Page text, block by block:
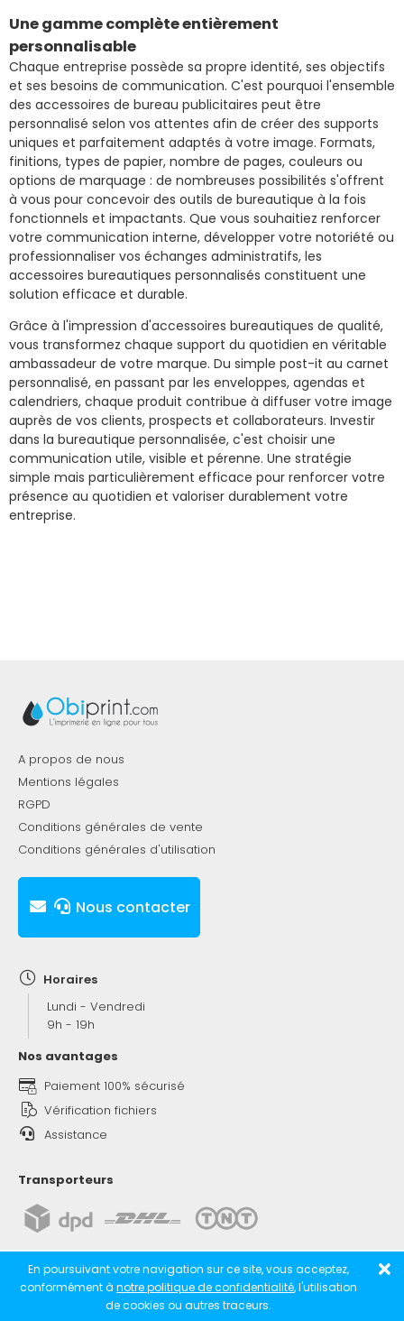
En poursuivant votre navigation sur ce site, vous acceptez,
conformément à notre politique de confidentialité, l'utilisation
de cookies ou autres traceurs.
Une gamme complète entièrement
personnalisable
Chaque entreprise possède sa propre identité, ses objectifs
et ses besoins de communication. C'est pourquoi l'ensemble
des accessoires de bureau publicitaires peut être
personnalisé selon vos attentes afin de créer des supports
uniques et parfaitement adaptés à votre image. Formats,
finitions, types de papier, nombre de pages, couleurs ou
options de marquage : de nombreuses possibilités s'offrent
à vous pour concevoir des outils de bureautique à la fois
fonctionnels et impactants. Que vous souhaitiez renforcer
votre communication interne, développer votre notoriété ou
professionnaliser vos échanges administratifs, les
accessoires bureautiques personnalisés constituent une
solution efficace et durable.
Grâce à l'impression d'accessoires bureautiques de qualité,
vous transformez chaque support du quotidien en véritable
ambassadeur de votre marque. Du simple post-it au carnet
personnalisé, en passant par les enveloppes, agendas et
calendriers, chaque produit contribue à diffuser votre image
auprès de vos clients, prospects et collaborateurs. Investir
dans la bureautique personnalisée, c'est choisir une
communication utile, visible et pérenne. Une stratégie
simple mais particulièrement efficace pour renforcer votre
présence au quotidien et valoriser durablement votre
entreprise.
A propos de nous
Mentions légales
RGPD
Conditions générales de vente
Conditions générales d'utilisation
Nous contacter
Horaires
Lundi - Vendredi
9h - 19h
Nos avantages
Paiement 100% sécurisé
Vérification fichiers
Assistance
Transporteurs